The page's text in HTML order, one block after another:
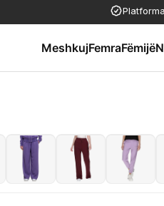
MeshkujFemraFëmijë